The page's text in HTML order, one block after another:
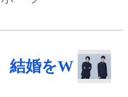
結婚をW